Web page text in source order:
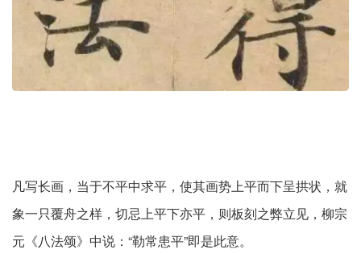
凡写长画，当于不平中求平，使其画势上平而下呈拱状，就
象一只覆舟之样，切忌上平下亦平，则板刻之弊立见，柳宗
元《八法颂》中说：“勒常患平”即是此意。